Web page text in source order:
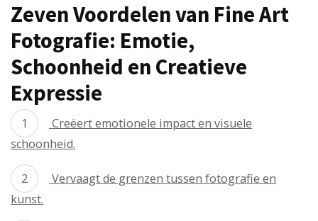
Zeven Voordelen van Fine Art
Fotografie: Emotie,
Schoonheid en Creatieve
Expressie
Creëert emotionele impact en visuele
schoonheid.
Vervaagt de grenzen tussen fotografie en
kunst.